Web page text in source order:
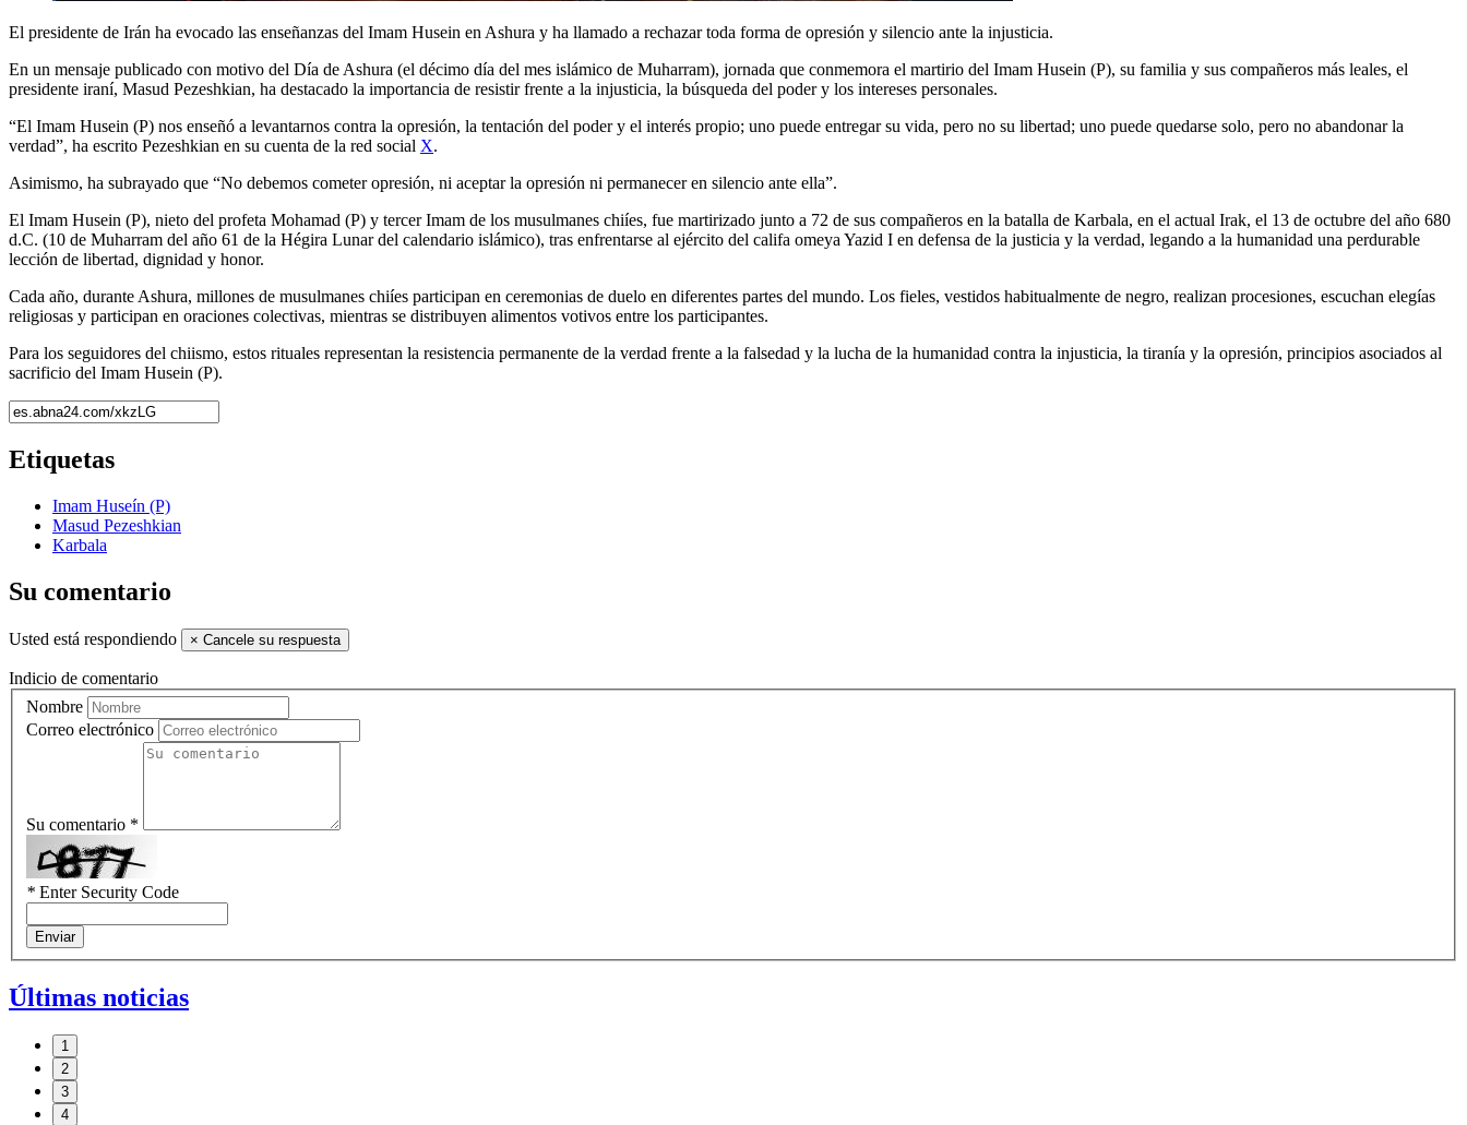
El presidente de Irán ha evocado las enseñanzas del Imam Husein en Ashura y ha llamado a rechazar toda forma de opresión y silencio ante la injusticia.
En un mensaje publicado con motivo del Día de Ashura (el décimo día del mes islámico de Muharram), jornada que conmemora el martirio del Imam Husein (P), su familia y sus compañeros más leales, el
presidente iraní, Masud Pezeshkian, ha destacado la importancia de resistir frente a la injusticia, la búsqueda del poder y los intereses personales.
“El Imam Husein (P) nos enseñó a levantarnos contra la opresión, la tentación del poder y el interés propio; uno puede entregar su vida, pero no su libertad; uno puede quedarse solo, pero no abandonar la
verdad”, ha escrito Pezeshkian en su cuenta de la red social X.
Asimismo, ha subrayado que “No debemos cometer opresión, ni aceptar la opresión ni permanecer en silencio ante ella”.
El Imam Husein (P), nieto del profeta Mohamad (P) y tercer Imam de los musulmanes chiíes, fue martirizado junto a 72 de sus compañeros en la batalla de Karbala, en el actual Irak, el 13 de octubre del año 680
d.C. (10 de Muharram del año 61 de la Hégira Lunar del calendario islámico), tras enfrentarse al ejército del califa omeya Yazid I en defensa de la justicia y la verdad, legando a la humanidad una perdurable
lección de libertad, dignidad y honor.
Cada año, durante Ashura, millones de musulmanes chiíes participan en ceremonias de duelo en diferentes partes del mundo. Los fieles, vestidos habitualmente de negro, realizan procesiones, escuchan elegías
religiosas y participan en oraciones colectivas, mientras se distribuyen alimentos votivos entre los participantes.
Para los seguidores del chiismo, estos rituales representan la resistencia permanente de la verdad frente a la falsedad y la lucha de la humanidad contra la injusticia, la tiranía y la opresión, principios asociados al
sacrificio del Imam Husein (P).
Etiquetas
Imam Huseín (P)
Masud Pezeshkian
Karbala
Su comentario
Usted está respondiendo × Cancele su respuesta
Indicio de comentario
Nombre
Correo electrónico
Su comentario *
* Enter Security Code
Enviar
Últimas noticias
1
2
3
4